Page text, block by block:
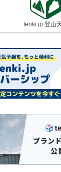
tenki.jp 登山